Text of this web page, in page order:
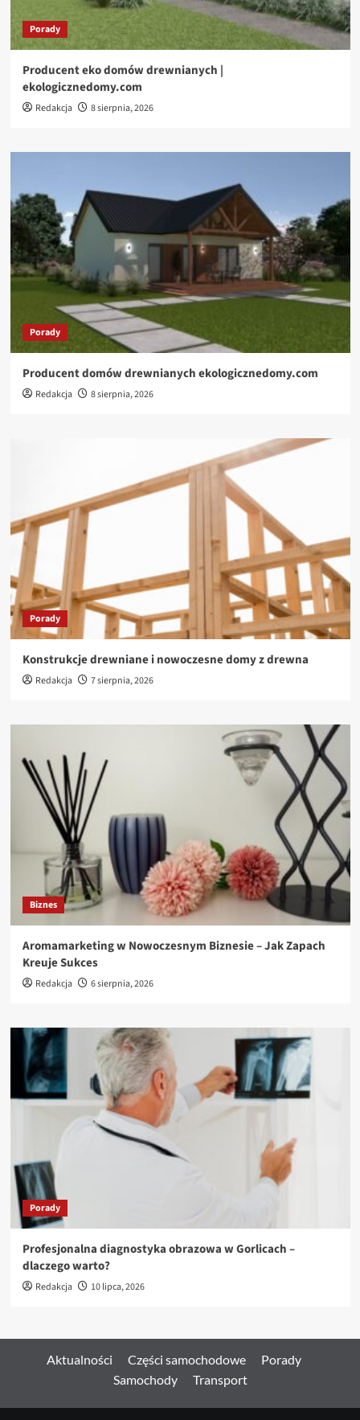
Porady
Producent eko domów drewnianych |
ekologicznedomy.com
Redakcja 8 sierpnia, 2026
Porady
Producent domów drewnianych ekologicznedomy.com
Redakcja 8 sierpnia, 2026
Porady
Konstrukcje drewniane i nowoczesne domy z drewna
Redakcja 7 sierpnia, 2026
Biznes
Aromamarketing w Nowoczesnym Biznesie – Jak Zapach
Kreuje Sukces
Redakcja 6 sierpnia, 2026
Porady
Profesjonalna diagnostyka obrazowa w Gorlicach –
dlaczego warto?
Redakcja 10 lipca, 2026
Aktualności Części samochodowe
Porady
Samochody
Transport